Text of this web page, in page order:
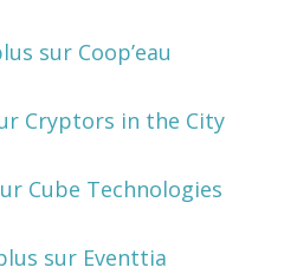
sur Coop’eau
Cryptors in the City
Cube Technologies
sur Eventtia